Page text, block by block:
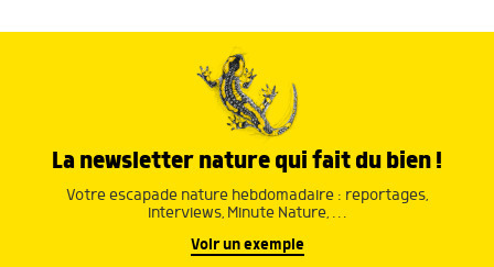
La newsletter nature qui fait du bien !
Votre escapade nature hebdomadaire : reportages,
interviews, Minute Nature, …
Voir un exemple